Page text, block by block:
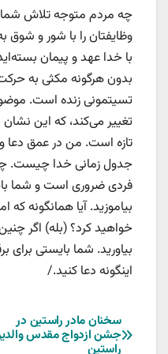
چه مردم متوجه تلاش شما
وظایفتان را با شور و شوق
با خدا عهد و پیمان
بدون هرگونه مکثی به
تسیتمونی زنده است.
تغییر می‌کند، که این
تازه است. من در عمق دعا
جدول زمانی خدا چیست.
فردی ضروری است و شما
بیاموزید. آیا همانگونه
خواهید کرد؟ (بله) اگر
بیاورید. شما بایستی برای
اینگونه دعا کنید./
راهبری
سخنان مادر راستین در
جشن ازدواج مقدس
راستین